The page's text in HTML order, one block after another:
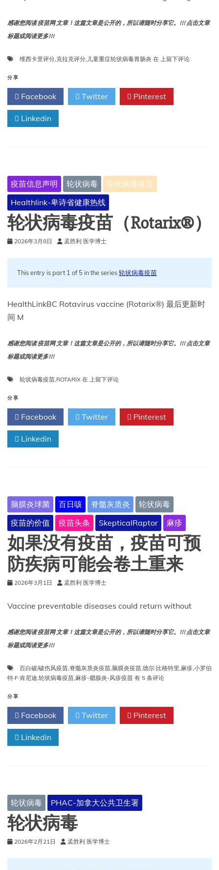
感谢您阅读 疫苗网 文章！这篇文章是公开的，所以请随时分享它。!!! 点击文章
标题或阅读更多!!!
维西卡里评分,克拉克评分, 儿童重症轮状病毒胃肠炎 在 对
西
卡
里
炎
的
上留下评论
分享
Facebook Twitter Pinterest
Linkedin
疫苗信息声明 轮状病毒
轮状病毒疫苗
Healthlink-卑诗省健康热线
轮状病毒疫苗（Rotarix®）
2026年3月8日 孟胜利 医学博士
This entry is part 1 of 5 in the series轮状病毒疫苗
HealthLinkBC Rotavirus vaccine (Rotarix®) 最后更新时
间 M
感谢您阅读 疫苗网 文章！这篇文章是公开的，所以请随时分享它。!!! 点击文章
标题或阅读更多!!!
轮状病毒疫苗,ROTARIX 在 轮
毒
疫
苗
上留下评论
分享
Facebook Twitter Pinterest
Linkedin
脑膜炎球菌 百日咳 脊髓灰质炎
轮状病毒
疫苗的价值
疫苗头条 SkepticalRaptor 麻疹
如果没有疫苗，疫苗可预
防疾病可能会卷土重来
2026年3月1日 孟胜利 医学博士
Vaccine preventable diseases could return without
感谢您阅读 疫苗网 文章！这篇文章是公开的，所以请随时分享它。!!! 点击文章
标题或阅读更多!!!
百白破/破伤风疫苗,脊髓灰质炎疫苗,脑膜炎疫苗,德尔·比格特里,麻疹,小罗伯
特·F·肯尼迪,轮状病毒疫苗,麻疹-腮腺炎-风疹疫苗 如
有
疫
苗，
病
可
有 5 条评论
分享
Facebook Twitter Pinterest
Linkedin
轮状病毒 PHAC-加拿大公共卫生署
轮状病毒
2026年2月21日 孟胜利 医学博士